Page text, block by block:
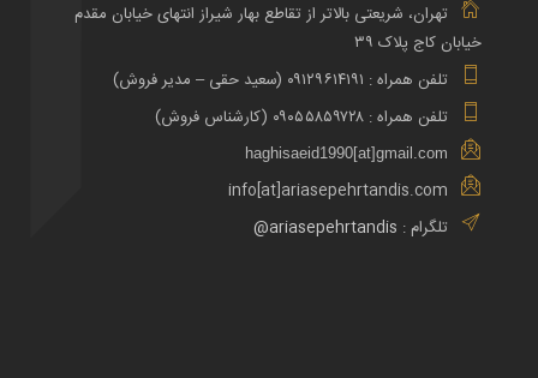
تهران، شریعتی بالاتر از تقاطع بهار شیراز انتهای خیابان مقدم
خیابان کاج پلاک ۳۹
تلفن همراه : ۰۹۱۲۹۶۱۴۱۹۱ (سعید حقی – مدیر فروش)
تلفن همراه : ۰۹۰۵۵۸۵۹۷۲۸ (کارشناس فروش)
haghisaeid1990[at]gmail.com
info[at]ariasepehrtandis.com
تلگرام : ariasepehrtandis@